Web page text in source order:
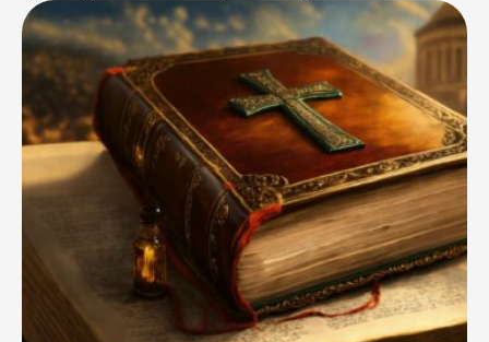
tranchants, pénétrante jusqu’à séparer âme et esprit,
jointures et moelles ; elle juge les sentiments et les
pensées du coeur. »